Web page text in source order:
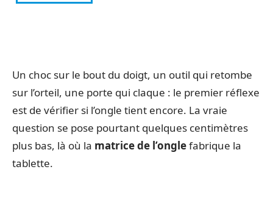
Un choc sur le bout du doigt, un outil qui retombe
sur l’orteil, une porte qui claque : le premier réflexe
est de vérifier si l’ongle tient encore. La vraie
question se pose pourtant quelques centimètres
plus bas, là où la matrice de l’onglefabrique la
tablette.